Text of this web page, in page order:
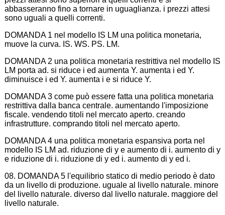
abbasseranno fino a tornare in uguaglianza. i prezzi attesi
sono uguali a quelli correnti.
DOMANDA 1 nel modello IS LM una politica monetaria,
muove la curva. IS. WS. PS. LM.
DOMANDA 2 una politica monetaria restrittiva nel modello IS
LM porta ad. si riduce i ed aumenta Y. aumenta i ed Y.
diminuisce i ed Y. aumenta i e si riduce Y.
DOMANDA 3 come può essere fatta una politica monetaria
restrittiva dalla banca centrale. aumentando l'imposizione
fiscale. vendendo titoli nel mercato aperto. creando
infrastrutture. comprando titoli nel mercato aperto.
DOMANDA 4 una politica monetaria espansiva porta nel
modello IS LM ad. riduzione di y e aumento di i. aumento di y
e riduzione di i. riduzione di y ed i. aumento di y ed i.
08. DOMANDA 5 l'equilibrio statico di medio periodo è dato
da un livello di produzione. uguale al livello naturale. minore
del livello naturale. diverso dal livello naturale. maggiore del
livello naturale.